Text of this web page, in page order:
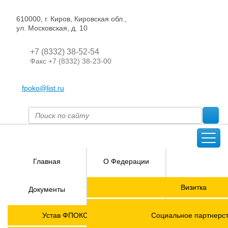
610000, г. Киров, Кировская обл.,
ул. Московская, д. 10
+7 (8332) 38-52-54
Факс +7 (8332) 38-23-00
fpoko@list.ru
Главная О Федерации
Визитка
Документы
Устав ФПОКО с изменениями от 2026 года
Социальное
Членские